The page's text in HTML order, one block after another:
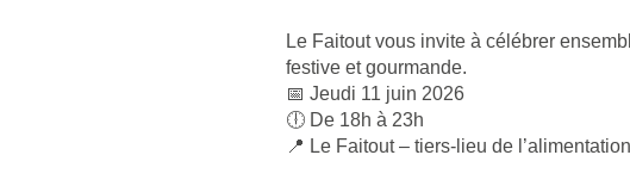
Le Faitout vous invite à célébrer
festive et gourmande.
📅 Jeudi 11 juin 2026
🕕 De 18h à 23h
📍 Le Faitout – tiers-lieu de